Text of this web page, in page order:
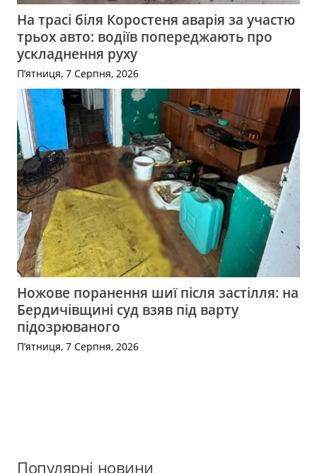
На трасі біля Коростеня аварія за участю
трьох авто: водіїв попереджають про
ускладнення руху
П’ятниця, 7 Серпня, 2026
Ножове поранення шиї після застілля: на
Бердичівщині суд взяв під варту
підозрюваного
П’ятниця, 7 Серпня, 2026
Популярні новини